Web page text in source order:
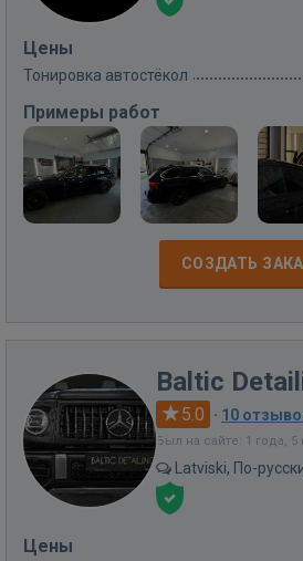
Цены
Тонировка автостёкол
Примеры работ
СОЗДАТЬ
Baltic
5.0 · 10
Был на сайте: 1 года,
Latviski, По-
Цены